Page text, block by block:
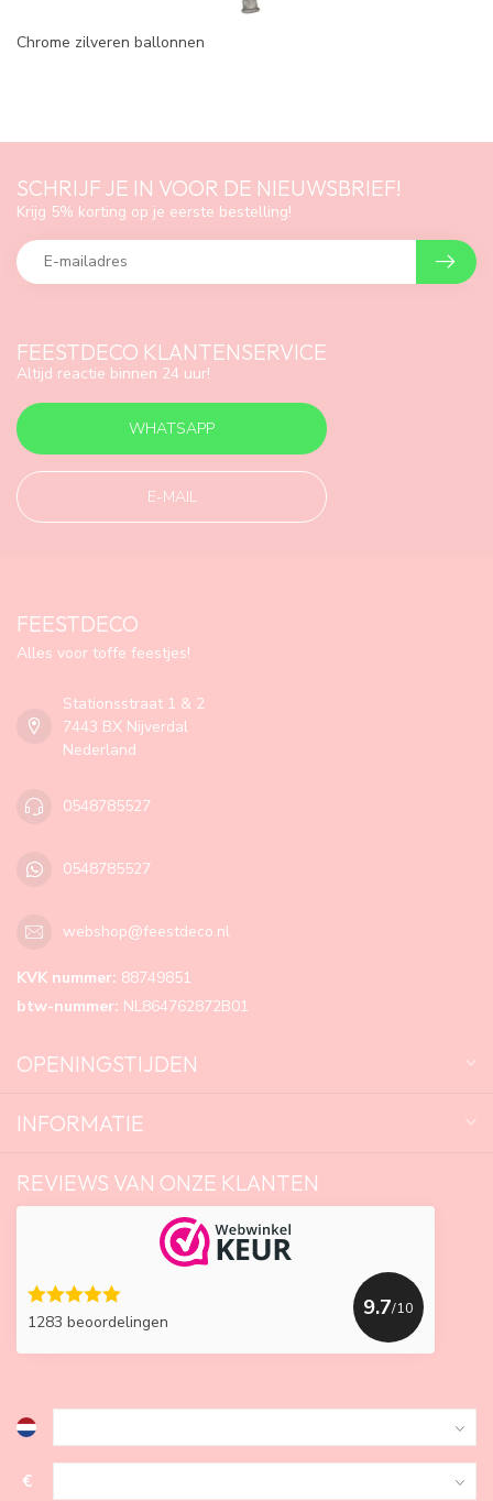
Chrome zilveren ballonnen
FEESTDECO KLANTENSERVICE
Altijd reactie binnen 24 uur!
WHATSAPP
E-MAIL
SCHRIJF JE IN VOOR DE NIEUWSBRIEF!
Krijg 5% korting op je eerste bestelling!
FEESTDECO
Alles voor toffe feestjes!
Stationsstraat 1 & 2
7443 BX Nijverdal
Nederland
0548785527
0548785527
webshop@feestdeco.nl
KVK nummer: 88749851
btw-nummer: NL864762872B01
OPENINGSTIJDEN
INFORMATIE
REVIEWS VAN ONZE KLANTEN
1283 beoordelingen
9.7/10
€